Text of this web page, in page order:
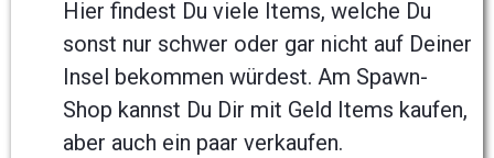
Hier findest Du viele Items, welche Du
sonst nur schwer oder gar nicht auf Deiner
Insel bekommen würdest. Am Spawn-
Shop kannst Du Dir mit Geld Items kaufen,
aber auch ein paar verkaufen.